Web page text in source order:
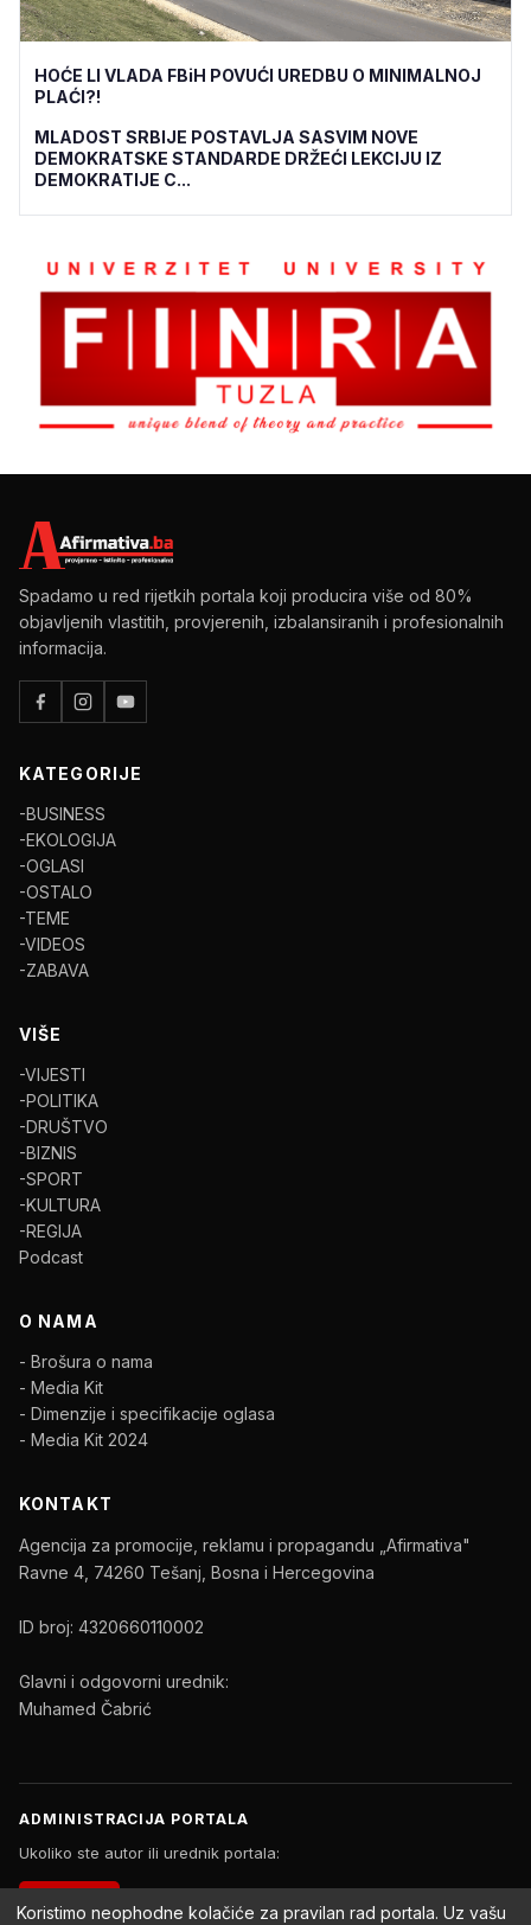
HOĆE LI VLADA FBiH POVUĆI UREDBU O MINIMALNOJ
PLAĆI?!
MLADOST SRBIJE POSTAVLJA SASVIM NOVE
DEMOKRATSKE STANDARDE DRŽEĆI LEKCIJU IZ
DEMOKRATIJE C...
Spadamo u red rijetkih portala koji producira više od 80%
objavljenih vlastitih, provjerenih, izbalansiranih i profesionalnih
informacija.
KATEGORIJE
-BUSINESS
-EKOLOGIJA
-OGLASI
-OSTALO
-TEME
-VIDEOS
-ZABAVA
VIŠE
-VIJESTI
-POLITIKA
-DRUŠTVO
-BIZNIS
-SPORT
-KULTURA
-REGIJA
Podcast
O NAMA
- Brošura o nama
- Media Kit
- Dimenzije i specifikacije oglasa
- Media Kit 2024
KONTAKT
Agencija za promocije, reklamu i propagandu „Afirmativa"
Ravne 4, 74260 Tešanj, Bosna i Hercegovina
ID broj: 4320660110002
Glavni i odgovorni urednik:
Muhamed Čabrić
ADMINISTRACIJA PORTALA
Ukoliko ste autor ili urednik portala:
Koristimo neophodne kolačiće za pravilan rad portala. Uz vašu